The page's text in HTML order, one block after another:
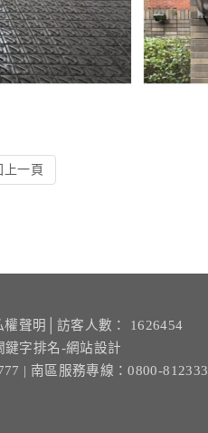
上一頁
權聲明
│訪客人數： 1626454
鍵字排名-網站設計
| 南區服務專線：0800-812333